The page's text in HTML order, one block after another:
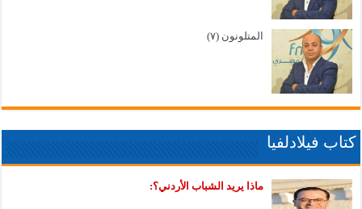
المتلونون (٧)
كتاب فيلادلفيا
ماذا يريد الشباب الأردني؟: